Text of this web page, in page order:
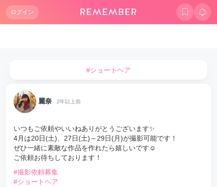
ログイン
#ショートヘア
麗奈 2年以上前
いつもご依頼やいいねありがとうございます✨️
4月は20日(土)、27日(土)～29日(月)が撮影可能です！
ぜひ一緒に素敵な作品を作れたら嬉しいです☺️
ご依頼お待ちしております！
#撮影依頼募集
#ショートヘア